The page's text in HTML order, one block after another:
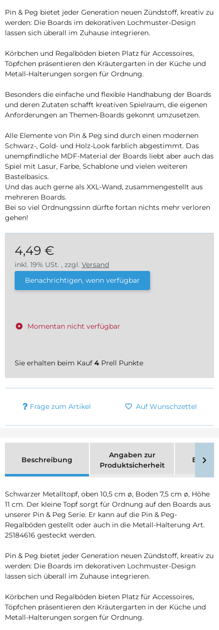
Pin & Peg bietet jeder Generation neuen Zündstoff, kreativ zu
werden: Die Boards im dekorativen Lochmuster-Design
lassen sich überall im Zuhause integrieren.
Körbchen und Regalböden bieten Platz für Accessoires,
Töpfchen präsentieren den Kräutergarten in der Küche und
Metall-Halterungen sorgen für Ordnung.
Besonders die einfache und flexible Handhabung der Boards
und deren Zutaten schafft kreativen Spielraum, die eigenen
Anforderungen an Themen-Boards gekonnt umzusetzen.
Alle Elemente von Pin & Peg sind durch einen modernen
Schwarz-, Gold- und Holz-Look farblich abgestimmt. Das
unempfindliche MDF-Material der Boards liebt aber auch das
Spiel mit Lasur, Farbe, Schablone und vielen weiteren
Bastelbasics.
Und das auch gerne als XXL-Wand, zusammengestellt aus
mehreren Boards.
Bei so viel Ordnungssinn dürfte fortan nichts mehr verloren
gehen!
4,49 €
inkl. 19% USt. , zzgl. Versand
Benachrichtigen, wenn verfügbar
Momentan nicht verfügbar
Sie erhalten beim Kauf 4 Prell Punkte
Frage zum Artikel Auf Wunschzettel
Beschreibung
Angaben zur
Produktsicherheit
Schwarzer Metalltopf, oben 10,5 cm ø, Boden 7,5 cm ø, Höhe
11 cm. Der kleine Topf sorgt für Ordnung auf den Boards aus
unserer Pin & Peg Serie. Er kann auf die Pin & Peg-
Regalböden gestellt oder auch in die Metall-Halterung Art.
25184616 gesteckt werden.
Pin & Peg bietet jeder Generation neuen Zündstoff, kreativ zu
werden: Die Boards im dekorativen Lochmuster-Design
lassen sich überall im Zuhause integrieren.
Körbchen und Regalböden bieten Platz für Accessoires,
Töpfchen präsentieren den Kräutergarten in der Küche und
Metall-Halterungen sorgen für Ordnung.